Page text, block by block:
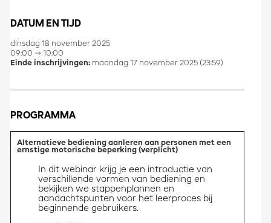
DATUM EN TIJD
dinsdag 18 november 2025
09:00 ⇾ 10:00
Einde inschrijvingen: maandag 17 november 2025 (23:59)
PROGRAMMA
Alternatieve bediening aanleren aan personen met een
ernstige motorische beperking (verplicht)
In dit webinar krijg je een introductie van
verschillende vormen van bediening en
bekijken we stappenplannen en
aandachtspunten voor het leerproces bij
beginnende gebruikers.